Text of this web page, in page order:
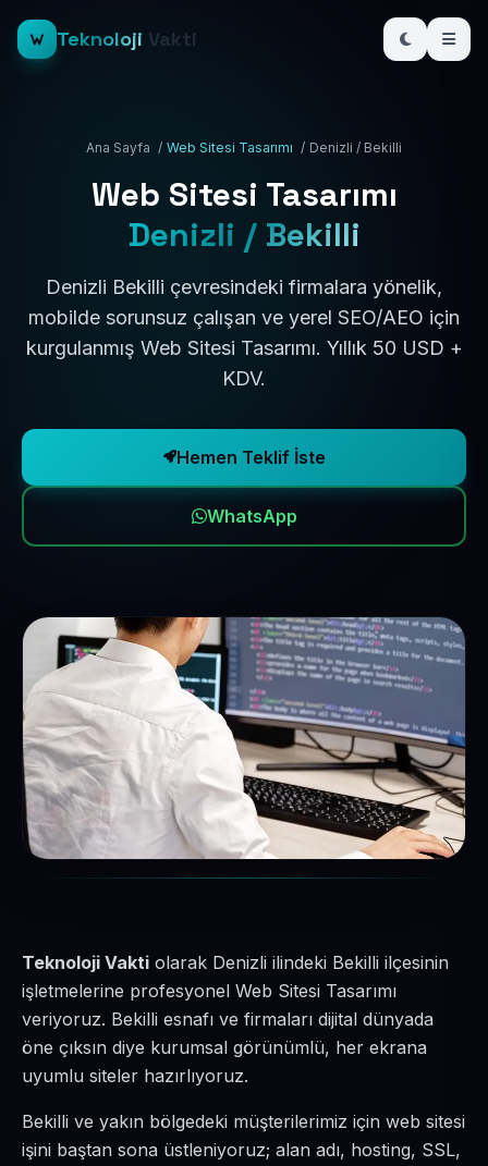
Teknoloji Vakti
Ana Sayfa / Web Sitesi Tasarımı / Denizli / Bekilli
Web Sitesi Tasarımı
Denizli / Bekilli
Denizli Bekilli çevresindeki firmalara yönelik,
mobilde sorunsuz çalışan ve yerel SEO/AEO için
kurgulanmış Web Sitesi Tasarımı. Yıllık 50 USD +
KDV.
Hemen Teklif İste
WhatsApp
Teknoloji Vakti olarak Denizli ilindeki Bekilli ilçesinin
işletmelerine profesyonel Web Sitesi Tasarımı
veriyoruz. Bekilli esnafı ve firmaları dijital dünyada
öne çıksın diye kurumsal görünümlü, her ekrana
uyumlu siteler hazırlıyoruz.
Bekilli ve yakın bölgedeki müşterilerimiz için web sitesi
işini baştan sona üstleniyoruz; alan adı, hosting, SSL,